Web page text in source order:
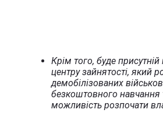
Крім того, буде
центру зайнятості, який
демобілізованих
безкоштовного навчання
можливість розпочати